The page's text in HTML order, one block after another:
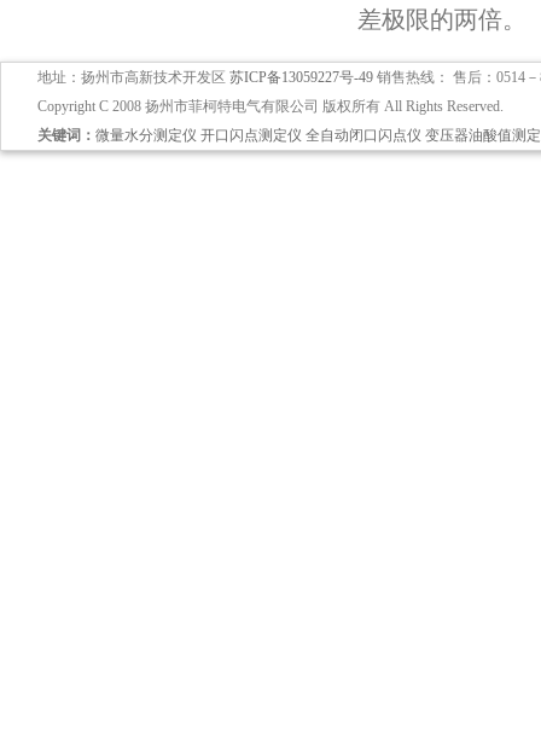
差极限的两倍。
地址：扬州市高新技术开发区 苏ICP备13059227号-49 销售热线： 售后：0514
Copyright C 2008 扬州市菲柯特电气有限公司 版权所有 All Rights Reserved.
关键词： 微量水分测定仪 开口闪点测定仪 全自动闭口闪点仪 变压器油酸值测